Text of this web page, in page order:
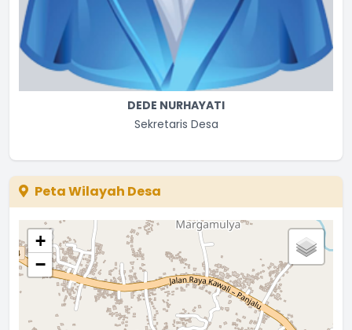
DEDE NURHAYATI
Sekretaris Desa
Peta Wilayah Desa
+
−